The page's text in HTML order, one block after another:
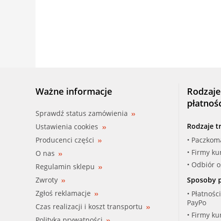
Ważne informacje
Sprawdź status zamówienia
Ustawienia cookies
Producenci części
O nas
Regulamin sklepu
Zwroty
Zgłoś reklamacje
Czas realizacji i koszt transportu
Rodzaje
•
• Firmy
• Odbiór
Sposoby
•
PayPo
• Firmy